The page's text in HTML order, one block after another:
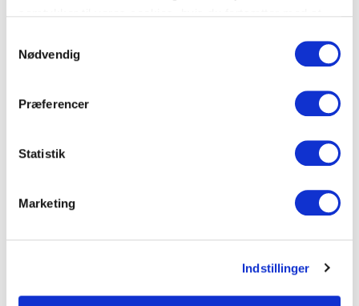
Nødvendig
Præferencer
Statistik
Marketing
Indstillinger